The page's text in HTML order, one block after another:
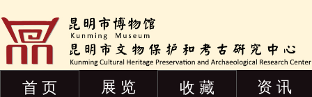
首 页 展 览 收 藏 资 讯